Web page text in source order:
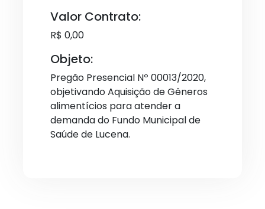
Valor Contrato:
R$ 0,00
Objeto:
Pregão Presencial Nº 00013/2020,
objetivando Aquisição de Gêneros
alimentícios para atender a
demanda do Fundo Municipal de
Saúde de Lucena.